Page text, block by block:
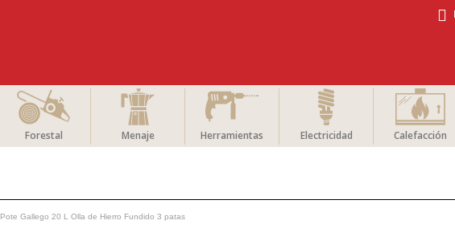
Forestal Menaje Herramientas Electricidad Calefacción
Pote Gallego 20 L Olla de Hierro Fundido 3 patas